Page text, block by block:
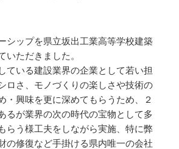
シップを県立坂出工業高等学校建築
いただきました。
ている建設業界の企業として若い担
ロさ、モノづくりの楽しさや技術の
・興味を更に深めてもらうため、２
るが業界の次の時代の宝物として多
らう様工夫をしながら実施、特に弊
の修復など手掛ける県内唯一の会社